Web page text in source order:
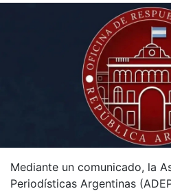
Mediante un comunicado, la
Periodísticas Argentinas